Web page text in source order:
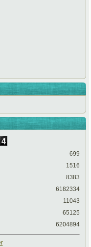
699
1516
8383
6182334
11043
65125
6204894